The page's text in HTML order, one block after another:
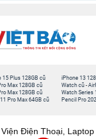
15 Plus 128GB cũ
Max 128GB cũ
Max 128GB cũ
Pro Max 64GB cũ
iPhone 13
Watch cũ -
Watch Series
Pencil Pro
Viện Điện Thoại, Laptop